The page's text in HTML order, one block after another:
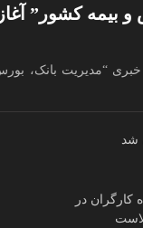
و بیمه کشور”
خبری “مدیریت بانک،
شد
در